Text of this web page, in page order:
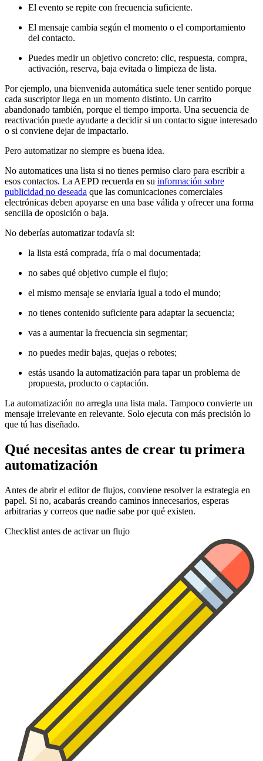
El evento se repite con frecuencia suficiente.
El mensaje cambia según el momento o el comportamiento
del contacto.
Puedes medir un objetivo concreto: clic, respuesta, compra,
activación, reserva, baja evitada o limpieza de lista.
Por ejemplo, una bienvenida automática suele tener sentido porque
cada suscriptor llega en un momento distinto. Un carrito
abandonado también, porque el tiempo importa. Una secuencia de
reactivación puede ayudarte a decidir si un contacto sigue interesado
o si conviene dejar de impactarlo.
Pero automatizar no siempre es buena idea.
No automatices una lista si no tienes permiso claro para escribir a
esos contactos. La AEPD recuerda en su información sobre
publicidad no deseada que las comunicaciones comerciales
electrónicas deben apoyarse en una base válida y ofrecer una forma
sencilla de oposición o baja.
No deberías automatizar todavía si:
la lista está comprada, fría o mal documentada;
no sabes qué objetivo cumple el flujo;
el mismo mensaje se enviaría igual a todo el mundo;
no tienes contenido suficiente para adaptar la secuencia;
vas a aumentar la frecuencia sin segmentar;
no puedes medir bajas, quejas o rebotes;
estás usando la automatización para tapar un problema de
propuesta, producto o captación.
La automatización no arregla una lista mala. Tampoco convierte un
mensaje irrelevante en relevante. Solo ejecuta con más precisión lo
que tú has diseñado.
Qué necesitas antes de crear tu primera
automatización
Antes de abrir el editor de flujos, conviene resolver la estrategia en
papel. Si no, acabarás creando caminos innecesarios, esperas
arbitrarias y correos que nadie sabe por qué existen.
Checklist antes de activar un flujo